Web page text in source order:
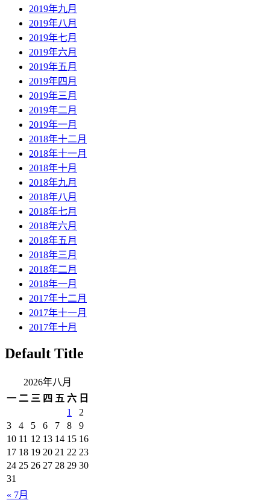
2019年九月
2019年八月
2019年七月
2019年六月
2019年五月
2019年四月
2019年三月
2019年二月
2019年一月
2018年十二月
2018年十一月
2018年十月
2018年九月
2018年八月
2018年七月
2018年六月
2018年五月
2018年三月
2018年二月
2018年一月
2017年十二月
2017年十一月
2017年十月
Default Title
2026年八月
一 二 三 四 五 六 日
« 7月
1
2
3
4 5 6 7 8
9
10 11 12 13 14 15 16
17 18 19 20 21 22 23
24 25 26 27 28 29 30
31